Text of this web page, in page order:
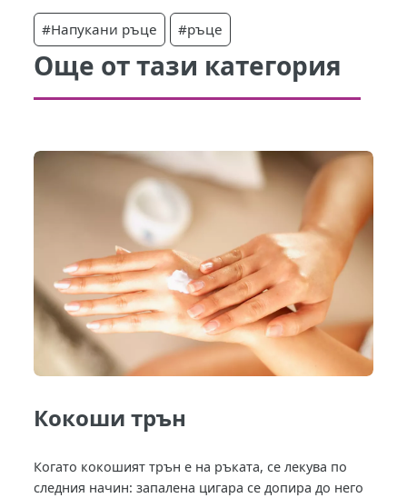
#Напукани ръце #ръце
Още от тази категория
Кокоши трън
Когато кокошият трън е на ръката, се лекува по
следния начин: запалена цигара се допира до него